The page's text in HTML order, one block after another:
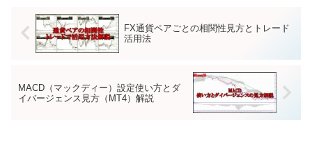
FX通貨ペアごとの相関性見方とトレード
活用法
MACD（マックディー）設定使い方とダ
イバージェンス見方（MT4）解説